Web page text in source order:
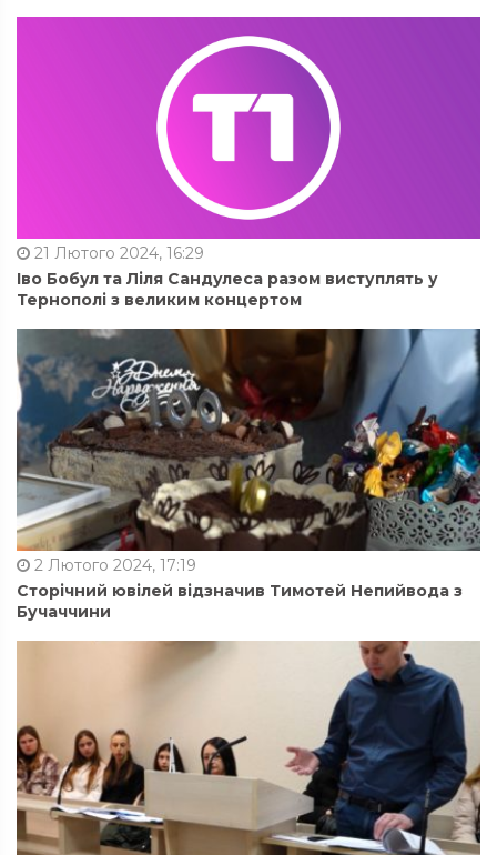
21 Лютого 2024, 16:29
Іво Бобул та Ліля Сандулеса разом виступлять у
Тернополі з великим концертом
2 Лютого 2024, 17:19
Сторічний ювілей відзначив Тимотей Непийвода з
Бучаччини